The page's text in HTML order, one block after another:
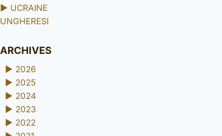
► UCRAINE
UNGHERESI
ARCHIVES
► 2026
► 2025
► 2024
► 2023
► 2022